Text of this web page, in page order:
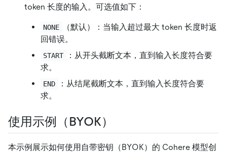
token 长度的输入。可选值如下：
NONE
（默认）：当输入超过最大 token 长度时返
回错误。
START
：从开头截断文本，直到输入长度符合要
求。
END
：从结尾截断文本，直到输入长度符合要
求。
使用示例（BYOK）
本示例展示如何使用自带密钥（BYOK）的 Cohere 模型创